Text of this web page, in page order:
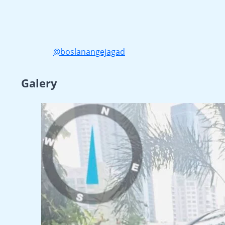
@boslanangejagad
Galery